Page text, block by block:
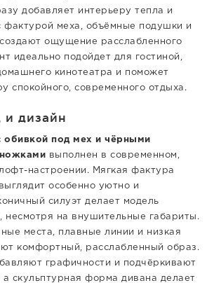
добавляет интерьеру тепла и
фактурой меха, объёмные подушки и
ощущение расслабленного
идеально подойдет для гостиной,
кинотеатра и поможет
спокойного, современного отдыха.
дизайн
обивкой под мех и чёрными
выполнен в современном,
настроении. Мягкая фактура
особенно уютно и
силуэт делает модель
несмотря на внушительные габариты.
места, плавные линии и низкая
комфортный, расслабленный образ.
графичности и подчёркивают
а скульптурная форма дивана делает